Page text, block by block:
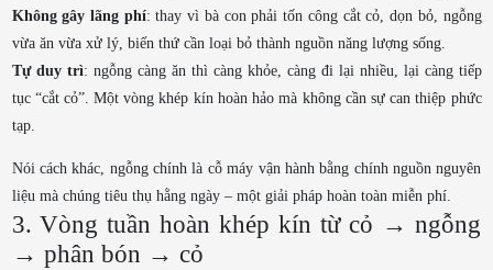
Không gây lãng phí: thay vì bà con phải tốn công cắt cỏ, dọn bỏ, ngỗng
vừa ăn vừa xử lý, biến thứ cần loại bỏ thành nguồn năng lượng sống.
Tự duy trì: ngỗng càng ăn thì càng khỏe, càng đi lại nhiều, lại càng tiếp
tục “cắt cỏ”. Một vòng khép kín hoàn hảo mà không cần sự can thiệp phức
tạp.
Nói cách khác, ngỗng chính là cỗ máy vận hành bằng chính nguồn nguyên
liệu mà chúng tiêu thụ hằng ngày – một giải pháp hoàn toàn miễn phí.
3. Vòng tuần hoàn khép kín từ cỏ → ngỗng
→ phân bón → cỏ